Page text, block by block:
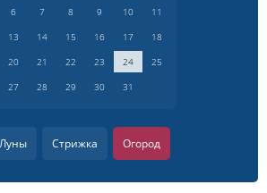
6 7 8 9 10
11
13 14 15 16 17
18
20 21 22 23 24
25
27 28 29 30 31
Стрижка Огород